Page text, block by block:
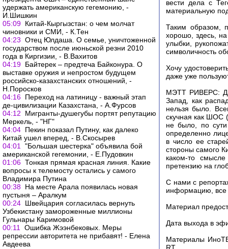
удержать американскую гегемонию, -
И.Шишкин
05:09 Китай-Кыргызстан: о чем молчат
чиновники и СМИ, - К.Тен
04:23 Отец Юлдаша. О семье, уничтоженной
государством после июньской резни 2010
года в Киргизии, - В.Вахитов
04:19 Байтерек – предтеча Байконура. О
выставке оружия и непростом будущем
российско-казахстанских отношений, -
Н.Поросков
04:16 Переход на латиницу - важный этап
де-цивилизации Казахстана, - А.Фурсов
04:12
Мигранты-душегубы портят репутацию
Меркель, - "НГ"
04:04 Пекин показал Путину, как далеко
Китай ушел вперед, - В.Скосырев
04:01
"Большая шестерка" объявила бой
американской гегемонии, - Е.Пудовкин
01:06 Тонкая прямая красная линия. Какие
вопросы к телемосту остались у самого
Владимира Путина
00:38 На месте Арала появилась новая
пустыня – Аралкум
00:24 Швейцария согласилась вернуть
Узбекистану замороженные миллионы
Гульнары Каримовой
00:11
Ошибка Жээнбековых. Меры
репрессии авторитета не прибавят! - Елена
Авдеева
вести дела с
материальную
Таким образом,
хорошо, здесь,
улыбки,
символичность
Хочу
даже уже
МЭТТ РИВЕРС: Да,
Запад, как
нельзя было.
скучная как ШОС
не было, по
определенно
в число ее
стороны самого
каком-то
претензию на
С нами с
информацию, все
Материал
Дата выхода в
Материалы